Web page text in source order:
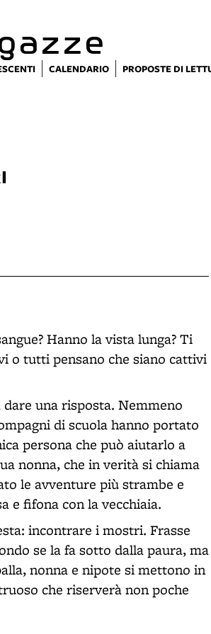
e
CALENDARIO PROPOSTE DI
Hanno la vista lunga? Ti
o tutti pensano che siano cattivi
una risposta. Nemmeno
di scuola hanno portato
persona che può aiutarlo a
nonna, che in verità si chiama
le avventure più strambe e
e fifona con la vecchiaia.
incontrare i mostri. Frasse
se la fa sotto dalla paura, ma
nonna e nipote si mettono in
che riserverà non poche